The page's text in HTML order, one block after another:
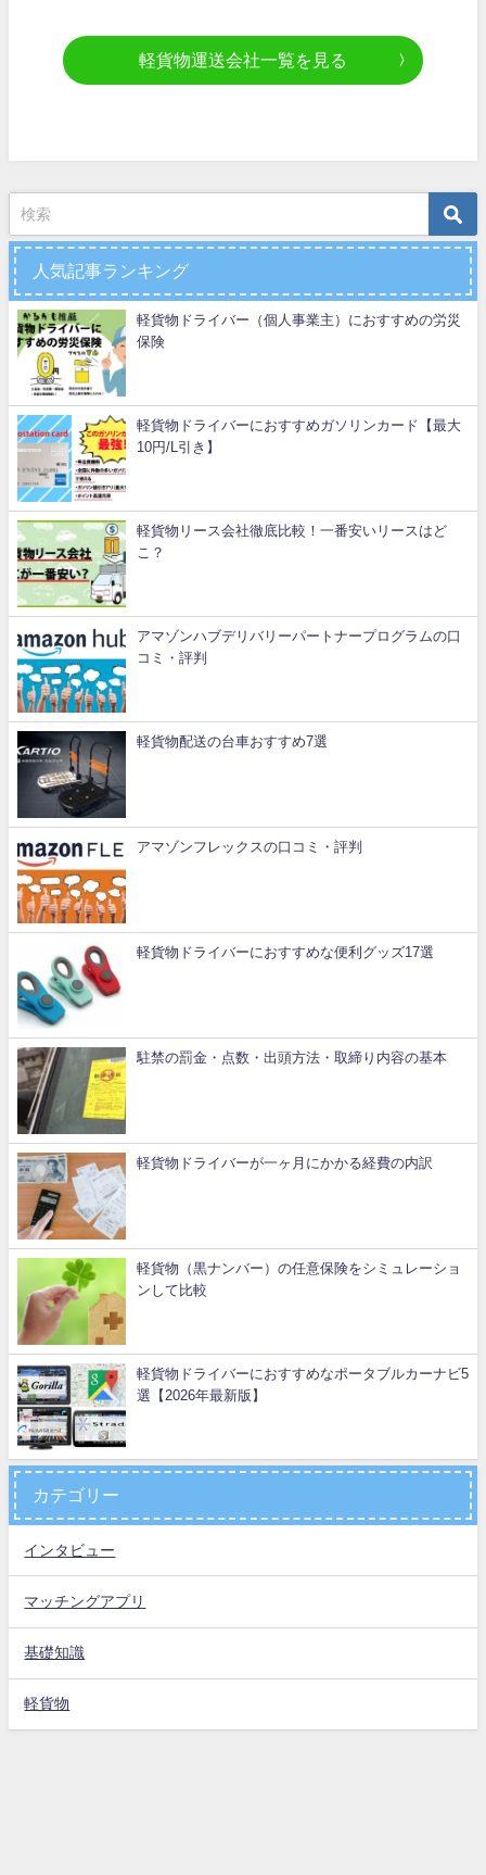
軽貨物運送会社一覧を見る
人気記事ランキング
軽貨物ドライバー（個人事業主）におすすめの労災
保険
軽貨物ドライバーにおすすめガソリンカード【最大
10円/L引き】
軽貨物リース会社徹底比較！一番安いリースはど
こ？
アマゾンハブデリバリーパートナープログラムの口
コミ・評判
軽貨物配送の台車おすすめ7選
アマゾンフレックスの口コミ・評判
軽貨物ドライバーにおすすめな便利グッズ17選
駐禁の罰金・点数・出頭方法・取締り内容の基本
軽貨物ドライバーが一ヶ月にかかる経費の内訳
軽貨物（黒ナンバー）の任意保険をシミュレーショ
ンして比較
軽貨物ドライバーにおすすめなポータブルカーナビ5
選【2026年最新版】
カテゴリー
インタビュー
マッチングアプリ
基礎知識
軽貨物